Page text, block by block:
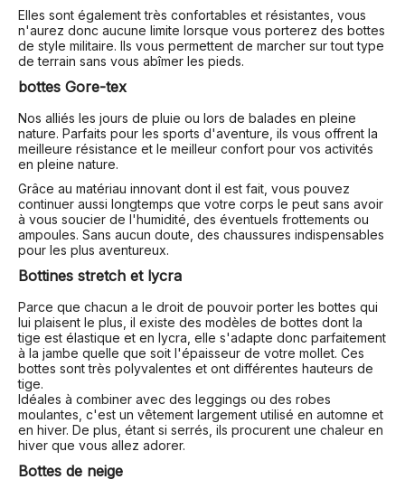
Elles sont également très confortables et résistantes, vous
n'aurez donc aucune limite lorsque vous porterez des bottes
de style militaire. Ils vous permettent de marcher sur tout type
de terrain sans vous abîmer les pieds.
bottes Gore-tex
Nos alliés les jours de pluie ou lors de balades en pleine
nature. Parfaits pour les sports d'aventure, ils vous offrent la
meilleure résistance et le meilleur confort pour vos activités
en pleine nature.
Grâce au matériau innovant dont il est fait, vous pouvez
continuer aussi longtemps que votre corps le peut sans avoir
à vous soucier de l'humidité, des éventuels frottements ou
ampoules. Sans aucun doute, des chaussures indispensables
pour les plus aventureux.
Bottines stretch et lycra
Parce que chacun a le droit de pouvoir porter les bottes qui
lui plaisent le plus, il existe des modèles de bottes dont la
tige est élastique et en lycra, elle s'adapte donc parfaitement
à la jambe quelle que soit l'épaisseur de votre mollet. Ces
bottes sont très polyvalentes et ont différentes hauteurs de
tige.
Idéales à combiner avec des leggings ou des robes
moulantes, c'est un vêtement largement utilisé en automne et
en hiver. De plus, étant si serrés, ils procurent une chaleur en
hiver que vous allez adorer.
Bottes de neige